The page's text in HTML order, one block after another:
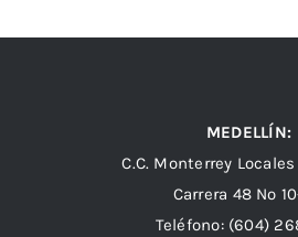
MEDELLÍN:
C.C. Monterrey
Carrera 48 Nº
Teléfono: (604)